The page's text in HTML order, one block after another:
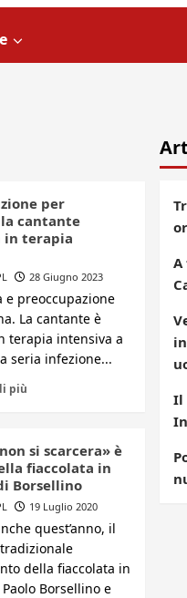
per
cantante
in terapia
28 Giugno 2023
e preoccupazione
La cantante è
terapia intensiva a
seria infezione...
più
si scarcera» è
fiaccolata in
Borsellino
19 Luglio 2020
quest’anno, il
della fiaccolata in
Borsellino e
A
Il